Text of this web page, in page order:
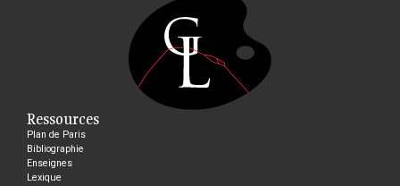
Ressources
Plan de Paris
Bibliographie
Enseignes
Lexique